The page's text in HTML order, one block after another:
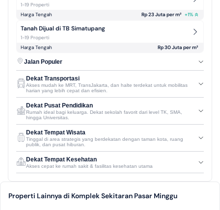
1-19 Properti
Harga Tengah
Rp 23 Juta per m² +1%
Tanah Dijual di TB Simatupang
1-19 Properti
Harga Tengah
Rp 30 Juta per m²
Jalan Populer
Dekat Transportasi
Akses mudah ke MRT, TransJakarta, dan halte terdekat untuk mobilitas
harian yang lebih cepat dan efisien.
Dekat Pusat Pendidikan
Rumah ideal bagi keluarga. Dekat sekolah favorit dari level TK, SMA,
hingga Universitas.
Dekat Tempat Wisata
Tinggal di area strategis yang berdekatan dengan taman kota, ruang
publik, dan pusat hiburan.
Dekat Tempat Kesehatan
Akses cepat ke rumah sakit & fasilitas kesehatan utama
Properti Lainnya di Komplek Sekitaran Pasar Minggu